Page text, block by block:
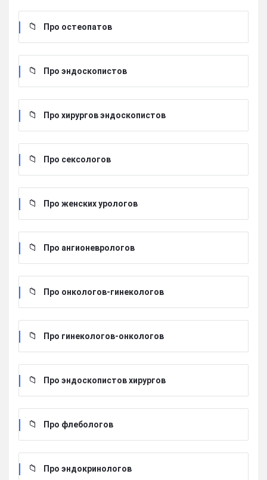
Про остеопатов
Про эндоскопистов
Про хирургов эндоскопистов
Про сексологов
Про женских урологов
Про ангионеврологов
Про онкологов-гинекологов
Про гинекологов-онкологов
Про эндоскопистов хирургов
Про флебологов
Про эндокринологов